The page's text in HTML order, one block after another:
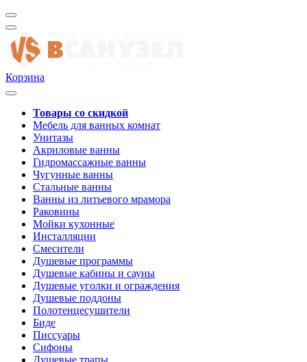
Корзина
Товары со скидкой
Мебель для ванных комнат
Унитазы
Акриловые ванны
Гидромассажные ванны
Чугунные ванны
Стальные ванны
Ванны из литьевого мрамора
Раковины
Мойки кухонные
Инсталляции
Смесители
Душевые программы
Душевые кабины и сауны
Душевые уголки и ограждения
Душевые поддоны
Полотенцесушители
Биде
Писсуары
Сифоны
Душевые трапы